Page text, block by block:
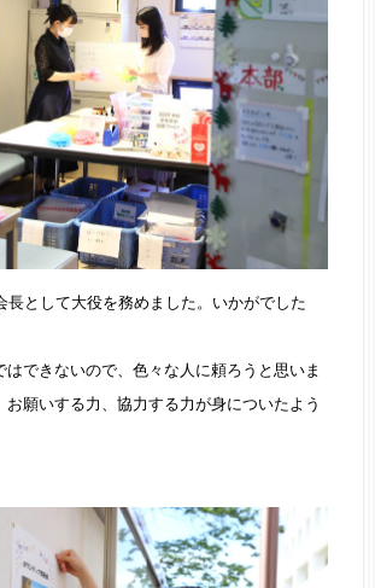
長として大役を務めました。いかがでした
はできないので、色々な人に頼ろうと思いま
願いする力、協力する力が身についたよう